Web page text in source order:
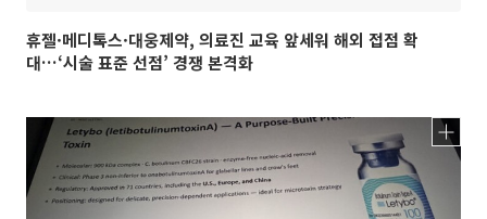
휴젤·메디톡스·대웅제약, 의료진 교육 앞세워 해외 접점 확
대…‘시술 표준 선점’ 경쟁 본격화